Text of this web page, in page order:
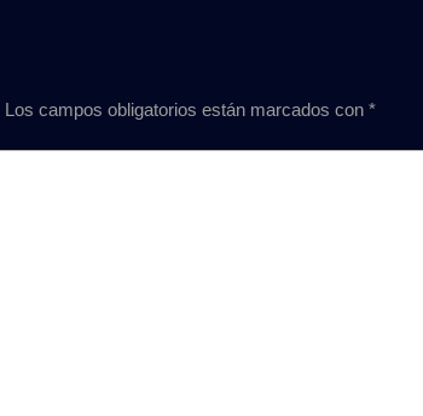
Los campos obligatorios están marcados con *